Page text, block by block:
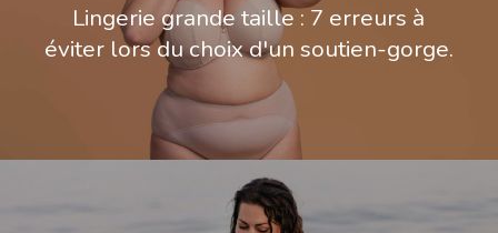
Lingerie grande taille : 7 erreurs à
éviter lors du choix d'un soutien-gorge.